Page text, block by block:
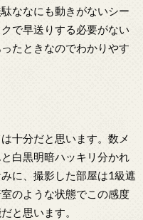
ななにも動きがないシー
で早送りする必要がない
たときなのでわかりやす
十分だと思います。数メ
白黒明暗ハッキリ分かれ
に、撮影した部屋は1級遮
のような状態でこの感度
と思います。